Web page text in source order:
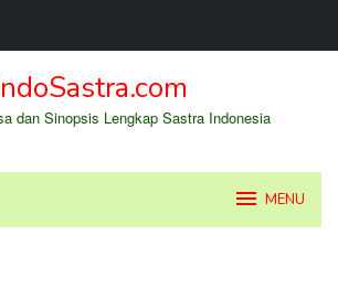
dan Sinopsis Lengkap Sastra Indonesia
MENU